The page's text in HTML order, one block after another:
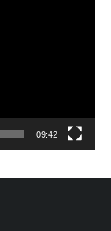
09:42